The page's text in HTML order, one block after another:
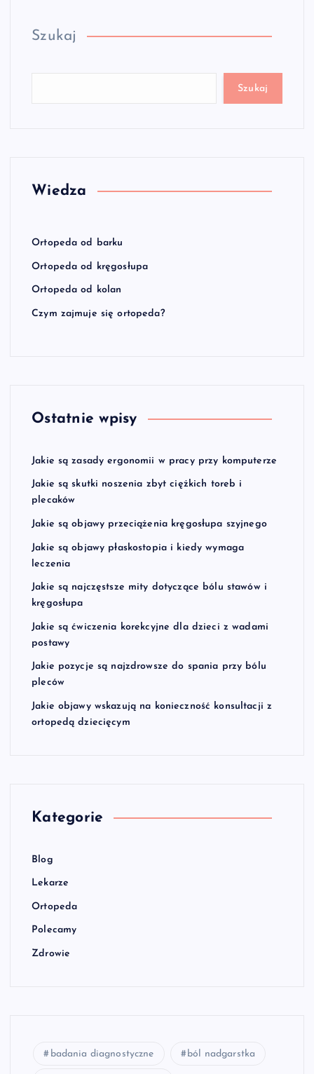
Szukaj
Szukaj
Wiedza
Ortopeda od barku
Ortopeda od kręgosłupa
Ortopeda od kolan
Czym zajmuje się ortopeda?
Ostatnie wpisy
Jakie są zasady ergonomii w pracy przy komputerze
Jakie są skutki noszenia zbyt ciężkich toreb i
plecaków
Jakie są objawy przeciążenia kręgosłupa szyjnego
Jakie są objawy płaskostopia i kiedy wymaga
leczenia
Jakie są najczęstsze mity dotyczące bólu stawów i
kręgosłupa
Jakie są ćwiczenia korekcyjne dla dzieci z wadami
postawy
Jakie pozycje są najzdrowsze do spania przy bólu
pleców
Jakie objawy wskazują na konieczność konsultacji z
ortopedą dziecięcym
Kategorie
Blog
Lekarze
Ortopeda
Polecamy
Zdrowie
badania diagnostyczne ból nadgarstka